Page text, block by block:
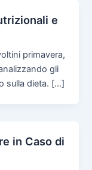
e
primavera,
gli
sulla dieta. […]
in Caso di